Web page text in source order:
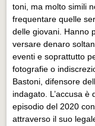
toni, ma molto simili
frequentare quelle
delle giovani. Hanno
versare denaro
eventi e soprattutto
fotografie o
Bastoni, difensore
indagato. L’accusa
episodio del 2020
attraverso il suo